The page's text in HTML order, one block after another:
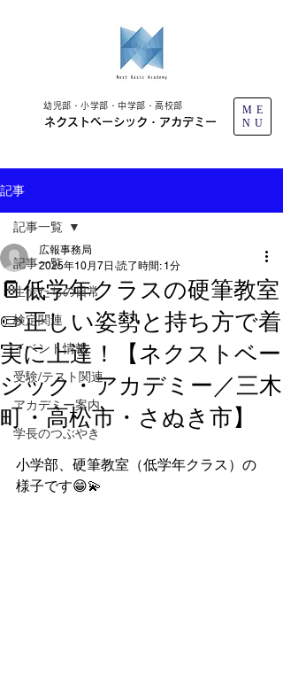
幼児部・小学部・中学部・高校部
ネクストベーシック・アカデミー
ME
NU
記事
記事一覧
生徒たちの日常
検定関連
イベント情報
受験/テスト関連
アカデミー案内
学長のつぶやき
記事一覧
📔低学年クラスの硬筆教室
✏️正しい姿勢と持ち方で着
実に上達！【ネクストベー
シック・アカデミー／三木
町・高松市・さぬき市】
広報事務局
2025年10月7日 読了時間: 1分
小学部、硬筆教室（低学年クラス）の
様子です😁💫